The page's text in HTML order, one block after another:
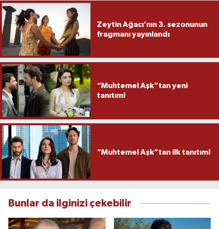
Zeytin Ağacı’nın 3. sezonunun
fragmanı yayınlandı
“Muhtemel Aşk”tan yeni
tanıtım!
“Muhtemel Aşk”tan ilk tanıtım!
Bunlar da ilginizi çekebilir